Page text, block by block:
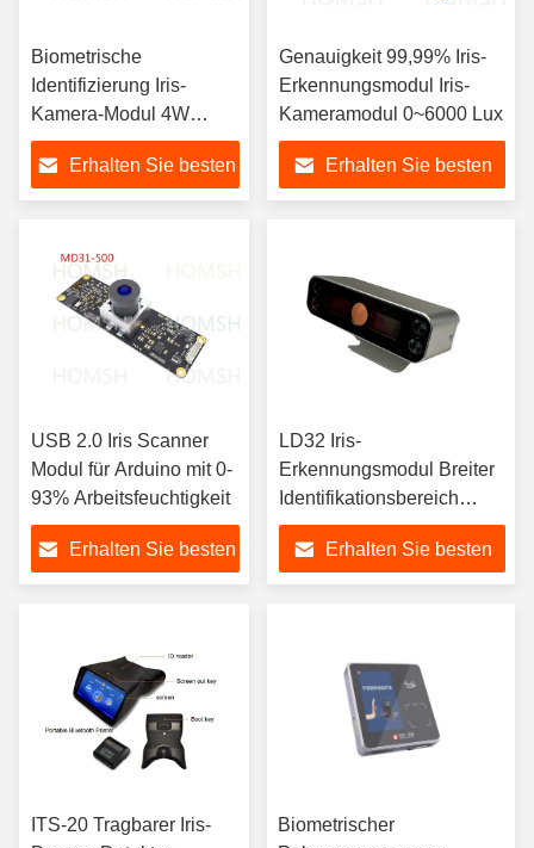
Biometrische
Identifizierung Iris-
Kamera-Modul 4W
Scan-Distanz 30-50 Cm
Erhalten Sie besten
Genauigkeit 99,99% Iris-
Erkennungsmodul Iris-
Kameramodul 0~6000 Lux
Erhalten Sie besten
USB 2.0 Iris Scanner
Modul für Arduino mit 0-
93% Arbeitsfeuchtigkeit
Erhalten Sie besten
LD32 Iris-
Erkennungsmodul Breiter
Identifikationsbereich
Einfache Integration
Erhalten Sie besten
ITS-20 Tragbarer Iris-
Biometrischer